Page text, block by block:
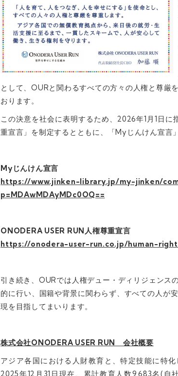
として、OURと関わるすべての方々の人権と尊厳
おります。
この決意を社会に表明するため、2026年1月1日
重宣言」を制定するとともに、「Myじんけん宣言
My じんけん宣言
https://www.jinken-library.jp/my-jinken/
p=MDAwMDAyMDc0OQ==
ONODERA USER RUN 人権尊重宣言
https://onodera-user-run.co.jp/human-
引き続き、OURでは人権デュー・ディリジェンス
的に行い、国籍や背景に関わらず、すべての人が
現を目指してまいります。
株式会社ONODERA USER RUN 会社概要
アジア各国における人財教育と、特定技能に特
2025年12月31日現在、累計教育人数9,683名(自